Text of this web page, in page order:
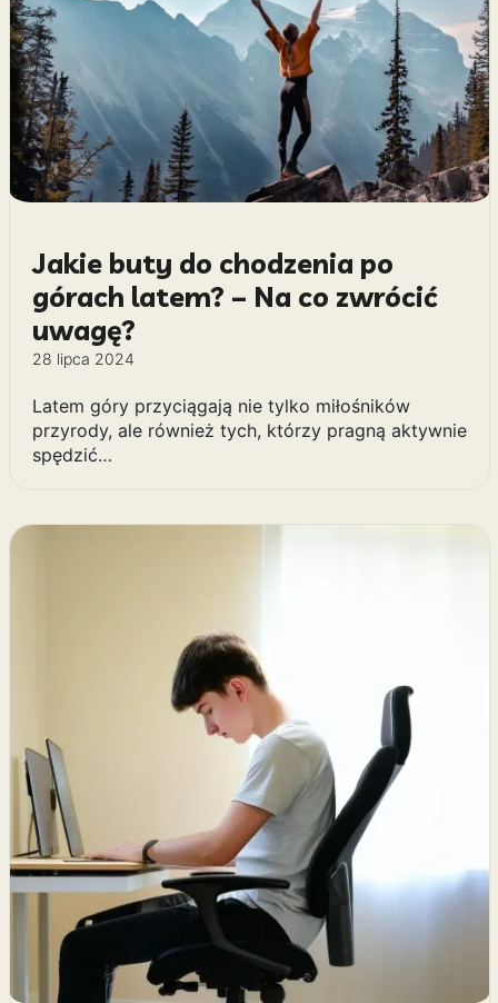
Jakie buty do chodzenia po
górach latem? – Na co zwrócić
uwagę?
28 lipca 2024
Latem góry przyciągają nie tylko miłośników
przyrody, ale również tych, którzy pragną aktywnie
spędzić…